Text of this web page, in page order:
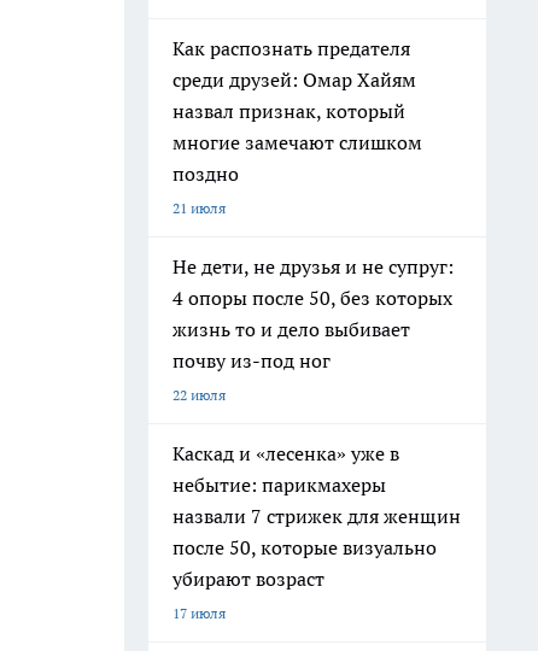
Как распознать предателя
среди друзей: Омар Хайям
назвал признак, который
многие замечают слишком
поздно
21 июля
Не дети, не друзья и не супруг:
4 опоры после 50, без которых
жизнь то и дело выбивает
почву из-под ног
22 июля
Каскад и «лесенка» уже в
небытие: парикмахеры
назвали 7 стрижек для женщин
после 50, которые визуально
убирают возраст
17 июля